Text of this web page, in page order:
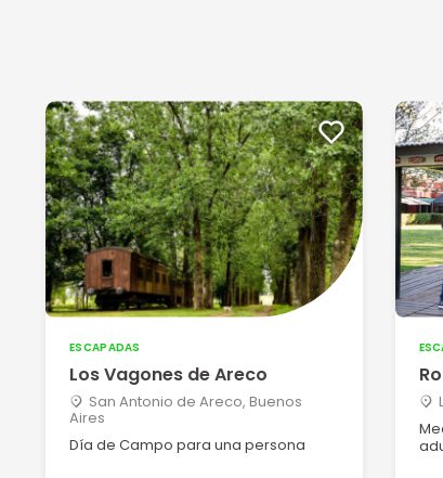
16/09/2025
Todo excelente!
Carlos C
08/09/2025
Una atención maravillosa, servicio excelente y
Ver más
Claudio R
25/08/2025
Servicio y atención excelente
ESCAPADAS
Los Vagones de Areco
San Antonio de Areco, Buenos
Aires
Día de Campo para una persona